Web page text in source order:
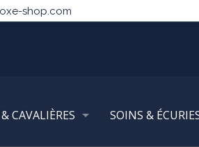
shop.com
CAVALIÈRES SOINS &
Selles Mixte/